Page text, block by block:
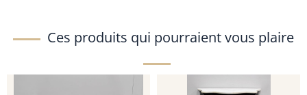
Ces produits qui pourraient vous plaire